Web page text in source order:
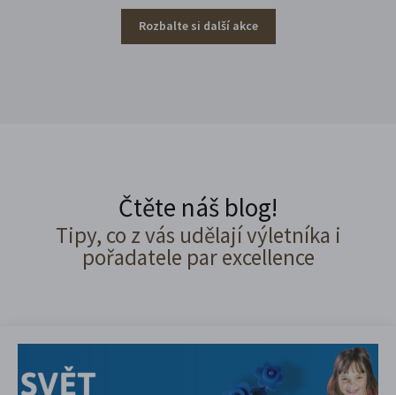
Rozbalte si další akce
Čtěte náš blog!
Tipy, co z vás udělají výletníka i
pořadatele par excellence